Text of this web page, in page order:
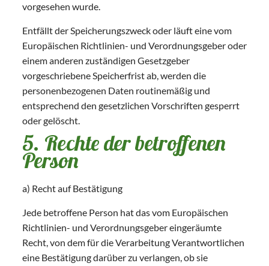
vorgesehen wurde.
Entfällt der Speicherungszweck oder läuft eine vom
Europäischen Richtlinien- und Verordnungsgeber oder
einem anderen zuständigen Gesetzgeber
vorgeschriebene Speicherfrist ab, werden die
personenbezogenen Daten routinemäßig und
entsprechend den gesetzlichen Vorschriften gesperrt
oder gelöscht.
5. Rechte der betroffenen
Person
a) Recht auf Bestätigung
Jede betroffene Person hat das vom Europäischen
Richtlinien- und Verordnungsgeber eingeräumte
Recht, von dem für die Verarbeitung Verantwortlichen
eine Bestätigung darüber zu verlangen, ob sie